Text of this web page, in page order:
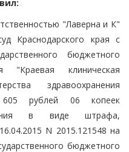
"Лаверна и К"
Краснодарского края с
бюджетного
"Краевая клиническая
здравоохранения
605 рублей 06 копеек
в виде штрафа,
N 2015.121548 на
бюджетного